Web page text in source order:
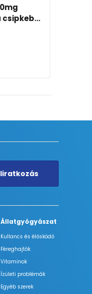
Állatgyógyászat
Kullancs és élősködő
Féreghajtók
Vitaminok
Ízületi problémák
Egyéb szerek